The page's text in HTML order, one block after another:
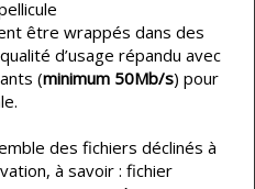
être wrappés dans des
d’usage répandu avec
(minimum 50Mb/s) pour
des fichiers déclinés à
à savoir : fichier